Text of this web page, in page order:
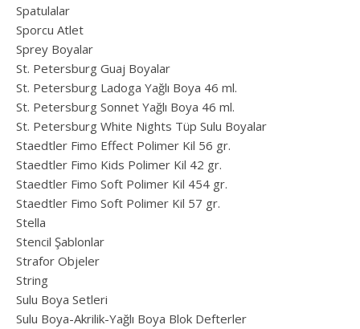
Spatulalar
Sporcu Atlet
Sprey Boyalar
St. Petersburg Guaj Boyalar
St. Petersburg Ladoga Yağlı Boya 46 ml.
St. Petersburg Sonnet Yağlı Boya 46 ml.
St. Petersburg White Nights Tüp Sulu Boyalar
Staedtler Fimo Effect Polimer Kil 56 gr.
Staedtler Fimo Kids Polimer Kil 42 gr.
Staedtler Fimo Soft Polimer Kil 454 gr.
Staedtler Fimo Soft Polimer Kil 57 gr.
Stella
Stencil Şablonlar
Strafor Objeler
String
Sulu Boya Setleri
Sulu Boya-Akrilik-Yağlı Boya Blok Defterler